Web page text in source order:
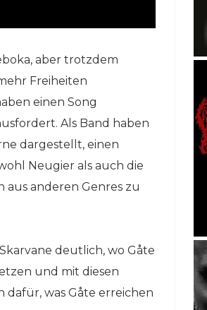
aber trotzdem
Freiheiten
einen Song
Als Band haben
dargestellt, einen
Neugier als auch die
anderen Genres zu
deutlich, wo Gåte
und mit diesen
dafür, was Gåte erreichen